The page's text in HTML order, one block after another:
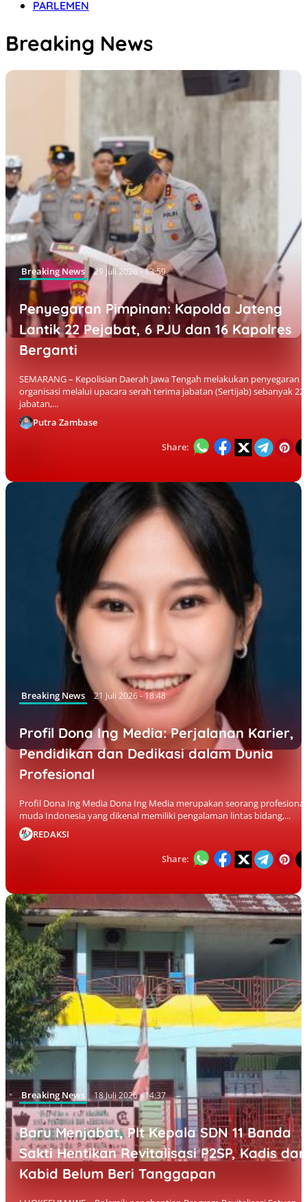
PARLEMEN
Breaking News
Breaking News 29 Juli 2026 - 13:59
Penyegaran Pimpinan: Kapolda Jateng
Lantik 22 Pejabat, 6 PJU dan 16 Kapolres
Berganti
SEMARANG – Kepolisian Daerah Jawa Tengah melakukan penyegaran
organisasi melalui upacara serah terima jabatan (Sertijab) sebanyak 22
jabatan,...
Putra Zambase
Share:
Breaking News 21 Juli 2026 - 18:48
Profil Dona Ing Media: Perjalanan Karier,
Pendidikan dan Dedikasi dalam Dunia
Profesional
Profil Dona Ing Media Dona Ing Media merupakan seorang profesional
muda Indonesia yang dikenal memiliki pengalaman lintas bidang,...
REDAKSI
Share:
Breaking News 18 Juli 2026 - 14:37
Baru Menjabat, Plt Kepala SDN 11 Banda
Sakti Hentikan Revitalisasi P2SP, Kadis dan
Kabid Belum Beri Tanggapan